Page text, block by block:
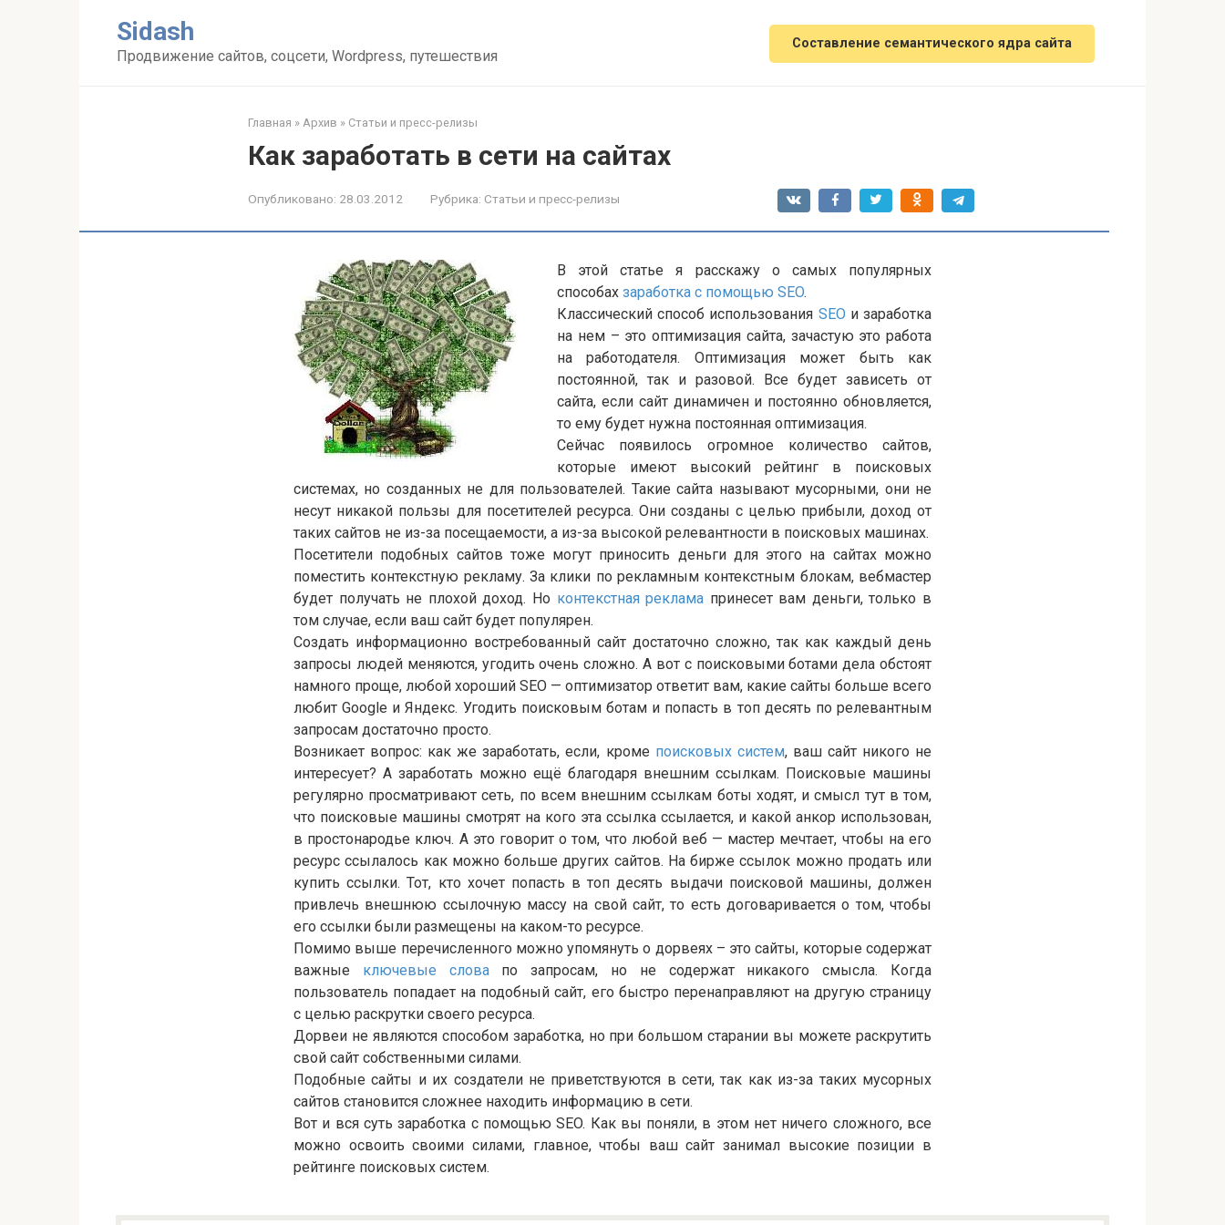
Sidash
Продвижение сайтов, соцсети, Wordpress, путешествия
Составление семантического ядра сайта
Главная » Архив » Статьи и пресс-релизы
Как заработать в сети на сайтах
Опубликовано: 28.03.2012 Рубрика: Статьи и пресс-релизы
В этой статье я расскажу о самых популярных
способах заработка с помощью SEO.
Классический способ использования SEO и заработка
на нем – это оптимизация сайта, зачастую это работа
на работодателя. Оптимизация может быть как
постоянной, так и разовой. Все будет зависеть от
сайта, если сайт динамичен и постоянно обновляется,
то ему будет нужна постоянная оптимизация.
Сейчас появилось огромное количество сайтов,
которые имеют высокий рейтинг в поисковых
системах, но созданных не для пользователей. Такие сайта называют мусорными, они не
несут никакой пользы для посетителей ресурса. Они созданы с целью прибыли, доход от
таких сайтов не из-за посещаемости, а из-за высокой релевантности в поисковых машинах.
Посетители подобных сайтов тоже могут приносить деньги для этого на сайтах можно
поместить контекстную рекламу. За клики по рекламным контекстным блокам, вебмастер
будет получать не плохой доход. Но контекстная реклама принесет вам деньги, только в
том случае, если ваш сайт будет популярен.
Создать информационно востребованный сайт достаточно сложно, так как каждый день
запросы людей меняются, угодить очень сложно. А вот с поисковыми ботами дела обстоят
намного проще, любой хороший SEO — оптимизатор ответит вам, какие сайты больше всего
любит Google и Яндекс. Угодить поисковым ботам и попасть в топ десять по релевантным
запросам достаточно просто.
Возникает вопрос: как же заработать, если, кроме поисковых систем, ваш сайт никого не
интересует? А заработать можно ещё благодаря внешним ссылкам. Поисковые машины
регулярно просматривают сеть, по всем внешним ссылкам боты ходят, и смысл тут в том,
что поисковые машины смотрят на кого эта ссылка ссылается, и какой анкор использован,
в простонародье ключ. А это говорит о том, что любой веб — мастер мечтает, чтобы на его
ресурс ссылалось как можно больше других сайтов. На бирже ссылок можно продать или
купить ссылки. Тот, кто хочет попасть в топ десять выдачи поисковой машины, должен
привлечь внешнюю ссылочную массу на свой сайт, то есть договаривается о том, чтобы
его ссылки были размещены на каком-то ресурсе.
Помимо выше перечисленного можно упомянуть о дорвеях – это сайты, которые содержат
важные ключевые словапо запросам, но не содержат никакого смысла. Когда
пользователь попадает на подобный сайт, его быстро перенаправляют на другую страницу
с целью раскрутки своего ресурса.
Дорвеи не являются способом заработка, но при большом старании вы можете раскрутить
свой сайт собственными силами.
Подобные сайты и их создатели не приветствуются в сети, так как из-за таких мусорных
сайтов становится сложнее находить информацию в сети.
Вот и вся суть заработка с помощью SEO. Как вы поняли, в этом нет ничего сложного, все
можно освоить своими силами, главное, чтобы ваш сайт занимал высокие позиции в
рейтинге поисковых систем.